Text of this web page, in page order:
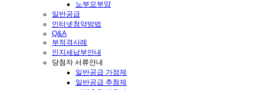
노부모부양
일반공급
인터넷청약방법
Q&A
부적격사례
인지세납부안내
당첨자 서류안내
일반공급 가점제
일반공급 추첨제